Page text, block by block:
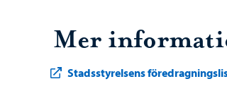
Mer
Stadsstyrelsens